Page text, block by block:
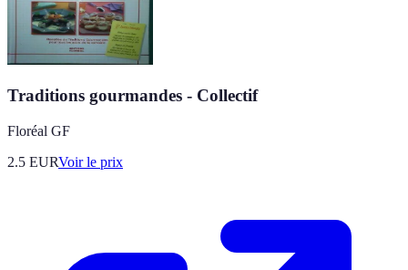
Traditions gourmandes - Collectif
Floréal GF
2.5 EURVoir le prix